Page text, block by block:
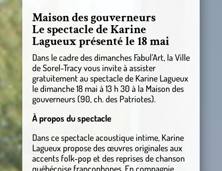
Maison des gouverneurs
Le spectacle de Karine
Lagueux présenté le 18 mai
Dans le cadre des dimanches Fabul’Art, la Ville
de Sorel-Tracy vous invite à assister
gratuitement au spectacle de Karine Lagueux
le dimanche 18 mai à 13 h 30 à la Maison des
gouverneurs (90, ch. des Patriotes).
À propos du spectacle
Dans ce spectacle acoustique intime, Karine
Lagueux propose des œuvres originales aux
accents folk-pop et des reprises de chanson
québécoise francophones. En compagnie